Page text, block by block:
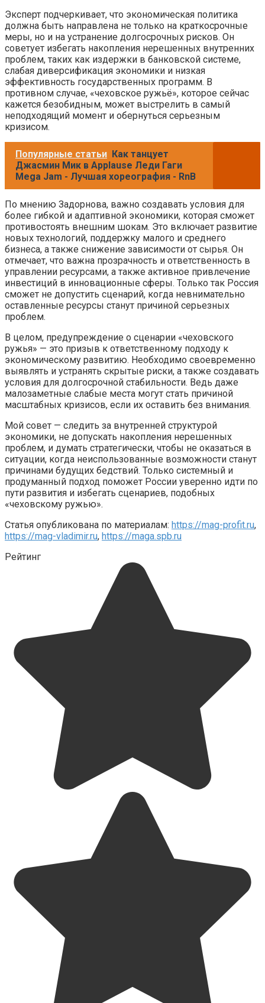
Эксперт подчеркивает, что экономическая политика
должна быть направлена не только на краткосрочные
меры, но и на устранение долгосрочных рисков. Он
советует избегать накопления нерешенных внутренних
проблем, таких как издержки в банковской системе,
слабая диверсификация экономики и низкая
эффективность государственных программ. В
противном случае, «чеховское ружьё», которое сейчас
кажется безобидным, может выстрелить в самый
неподходящий момент и обернуться серьезным
кризисом.
Популярные статьи Как танцует
Джасмин Мик в Applause Леди Гаги
Mega Jam - Лучшая хореография - RnB
По мнению Задорнова, важно создавать условия для
более гибкой и адаптивной экономики, которая сможет
противостоять внешним шокам. Это включает развитие
новых технологий, поддержку малого и среднего
бизнеса, а также снижение зависимости от сырья. Он
отмечает, что важна прозрачность и ответственность в
управлении ресурсами, а также активное привлечение
инвестиций в инновационные сферы. Только так Россия
сможет не допустить сценарий, когда невнимательно
оставленные ресурсы станут причиной серьезных
проблем.
В целом, предупреждение о сценарии «чеховского
ружья» — это призыв к ответственному подходу к
экономическому развитию. Необходимо своевременно
выявлять и устранять скрытые риски, а также создавать
условия для долгосрочной стабильности. Ведь даже
малозаметные слабые места могут стать причиной
масштабных кризисов, если их оставить без внимания.
Мой совет — следить за внутренней структурой
экономики, не допускать накопления нерешенных
проблем, и думать стратегически, чтобы не оказаться в
ситуации, когда неиспользованные возможности станут
причинами будущих бедствий. Только системный и
продуманный подход поможет России уверенно идти по
пути развития и избегать сценариев, подобных
«чеховскому ружью».
Статья опубликована по материалам: https://mag-profit.ru,
https://mag-vladimir.ru, https://maga.spb.ru
Рейтинг